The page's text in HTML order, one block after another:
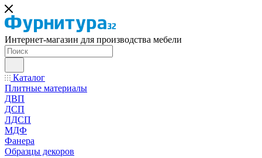
Интернет-магазин для производства мебели
Каталог
Плитные материалы
ДВП
ДСП
ЛДСП
МДФ
Фанера
Образцы декоров